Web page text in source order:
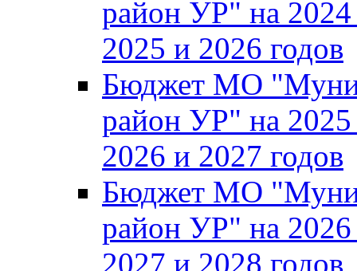
район УР" на 2024
2025 и 2026 годов
Бюджет МО
район УР" на 2025
2026 и 2027 годов
Бюджет МО
район УР" на 2026
2027 и 2028 годов